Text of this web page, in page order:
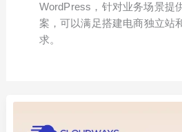
WordPress，针对业务场景提
案，可以满足搭建电商独立站
求。